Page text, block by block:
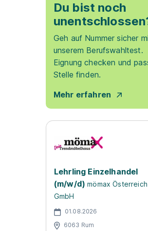
Du bist noch
Geh auf Nummer sicher
unserem Berufswahltest.
Eignung checken und
Stelle finden.
Mehr erfahren
Lehrling Einzelhandel
(m/w/d) mömax Österreich
GmbH
01.08.2026
6063 Rum